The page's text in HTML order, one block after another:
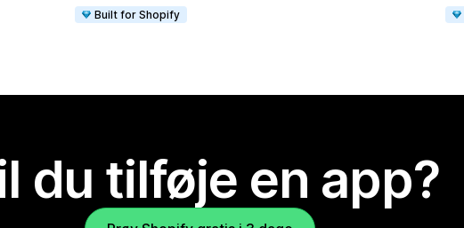
Built for Shopify
du tilføje en app?